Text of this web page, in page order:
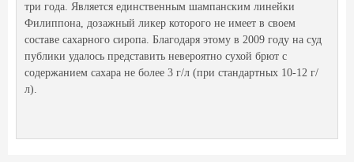
три года. Является единственным шампанским линейки
Филиппона, дозажный ликер которого не имеет в своем
составе сахарного сиропа. Благодаря этому в 2009 году на суд
публики удалось представить невероятно сухой брют с
содержанием сахара не более 3 г/л (при стандартных 10-12 г/
л).